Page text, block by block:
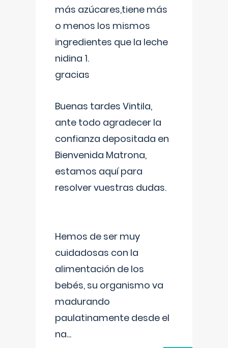
más azúcares,tiene más
o menos los mismos
ingredientes que la leche
nidina 1.
gracias
Buenas tardes Vintila,
ante todo agradecer la
confianza depositada en
Bienvenida Matrona,
estamos aquí para
resolver vuestras dudas.
Hemos de ser muy
cuidadosas con la
alimentación de los
bebés, su organismo va
madurando
paulatinamente desde el
na...